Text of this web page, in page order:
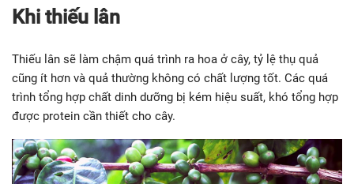
Ở một số cây điển hình như cây táo thì lân sẽ có ảnh hưởng
cấp đủ lân sẽ tạo điều kiện phát triển cho vi khuẩn sống cộng
sinh ở nốt sần rễ cây, giúp cây hấp thụ được nguồn dinh dưỡng
cần thiết.
Một số biểu hiện khi thấy thiếu,
thừa lân